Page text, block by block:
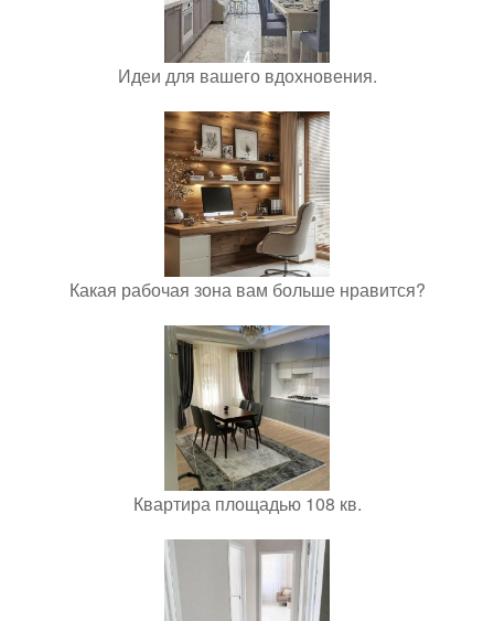
Идеи для вашего вдохновения.
Какая рабочая зона вам больше нравится?
Квартира площадью 108 кв.